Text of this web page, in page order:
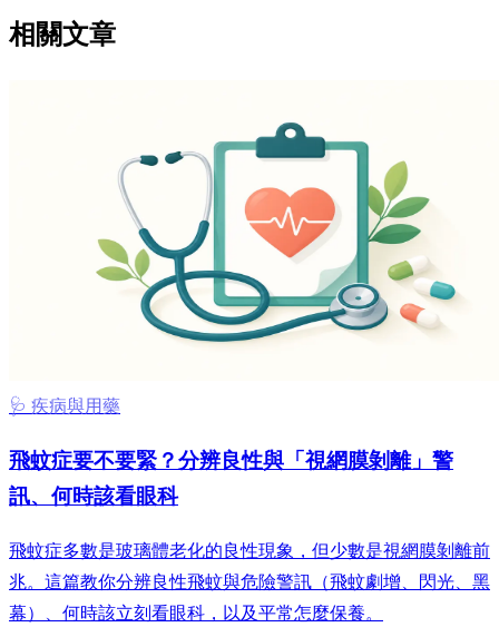
相關文章
🩺 疾病與用藥
飛蚊症要不要緊？分辨良性與「視網膜剝離」警
訊、何時該看眼科
飛蚊症多數是玻璃體老化的良性現象，但少數是視網膜剝離前
兆。這篇教你分辨良性飛蚊與危險警訊（飛蚊劇增、閃光、黑
幕）、何時該立刻看眼科，以及平常怎麼保養。